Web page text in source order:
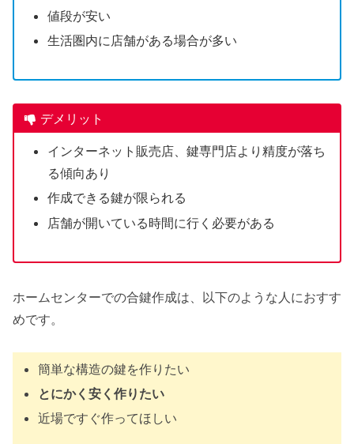
値段が安い
生活圏内に店舗がある場合が多い
デメリット
インターネット販売店、鍵専門店より精度が落ち
る傾向あり
作成できる鍵が限られる
店舗が開いている時間に行く必要がある
ホームセンターでの合鍵作成は、以下のような人におすす
めです。
簡単な構造の鍵を作りたい
とにかく安く作りたい
近場ですぐ作ってほしい